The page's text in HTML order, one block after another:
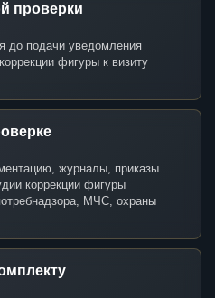
проверки
до подачи уведомления
фигуры к визиту
журналы, приказы
коррекции фигуры
МЧС, охраны